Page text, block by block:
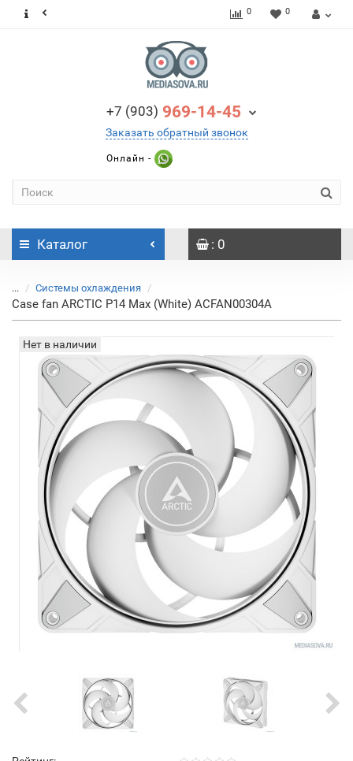
0 0
+7 (903) 969-14-45
Заказать обратный звонок
Онлайн -
Каталог : 0
... Системы охлаждения
Case fan ARCTIC P14 Max (White) ACFAN00304A
Нет в наличии